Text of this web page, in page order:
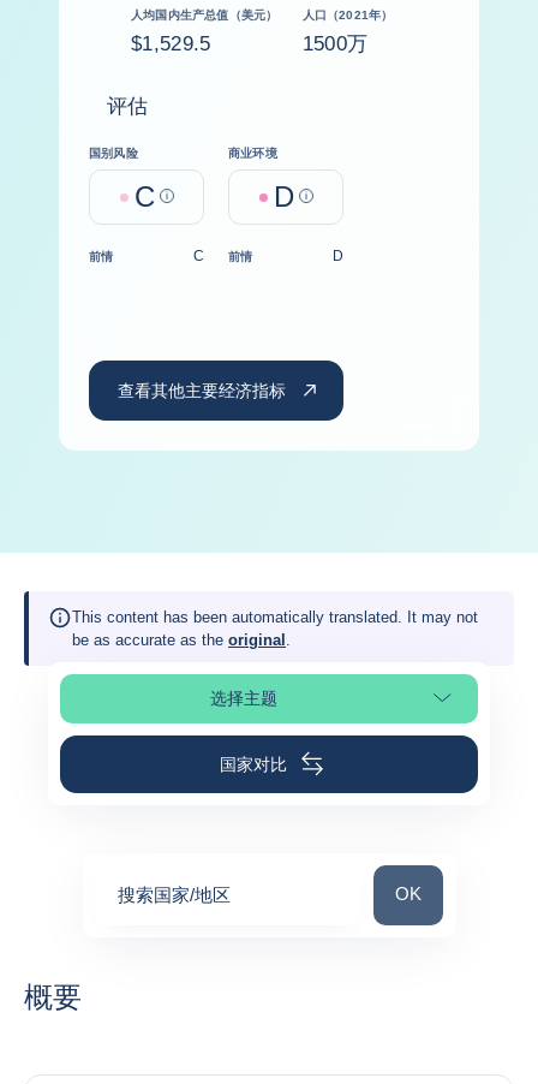
人均国内生产总值（美元）
$1,529.5
人口（2021年）
1500万
评估
国别风险
C Help
商业环境
D Help
前情 C 前情 D
查看其他主要经济指标
This content has been automatically translated. It may not
be as accurate as the original .
选择主题
选择页面
国家对比
搜索国家/地区 搜索国家/地区
OK
概要